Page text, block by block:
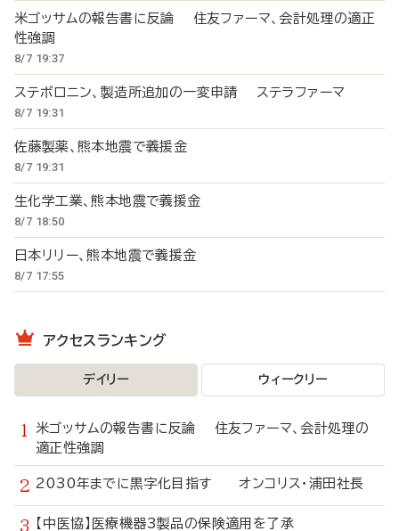
米ゴッサムの報告書に反論 住友ファーマ、会計処理の適正
性強調
8/7 19:37
ステボロニン、製造所追加の一変申請 ステラファーマ
8/7 19:31
佐藤製薬、熊本地震で義援金
8/7 19:31
生化学工業、熊本地震で義援金
8/7 18:50
日本リリー、熊本地震で義援金
8/7 17:55
アクセスランキング
デイリー ウィークリー
米ゴッサムの報告書に反論 住友ファーマ、会計処理の
適正性強調
2030年までに黒字化目指す オンコリス・浦田社長
【中医協】医療機器3製品の保険適用を了承